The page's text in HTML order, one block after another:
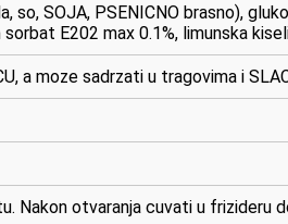
so, SOJA, PSENICNO brasno),
E202 max 0.1%, limunska
a moze sadrzati u tragovima i
Nakon otvaranja cuvati u frizideru